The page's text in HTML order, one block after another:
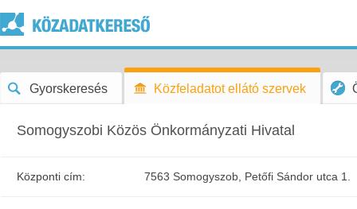
Gyorskeresés Közfeladatot ellátó szervek
Somogyszobi Közös Önkormányzati Hivatal
Központi cím: 7563 Somogyszob, Petőfi Sándor utca 1.